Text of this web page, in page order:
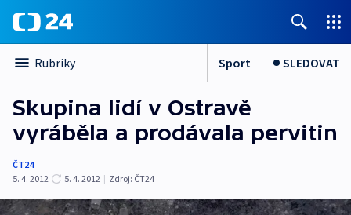
Rubriky Sport SLEDOVAT
Skupina lidí v Ostravě
vyráběla a prodávala pervitin
ČT24
5. 4. 2012
5. 4. 2012 | Zdroj: ČT24